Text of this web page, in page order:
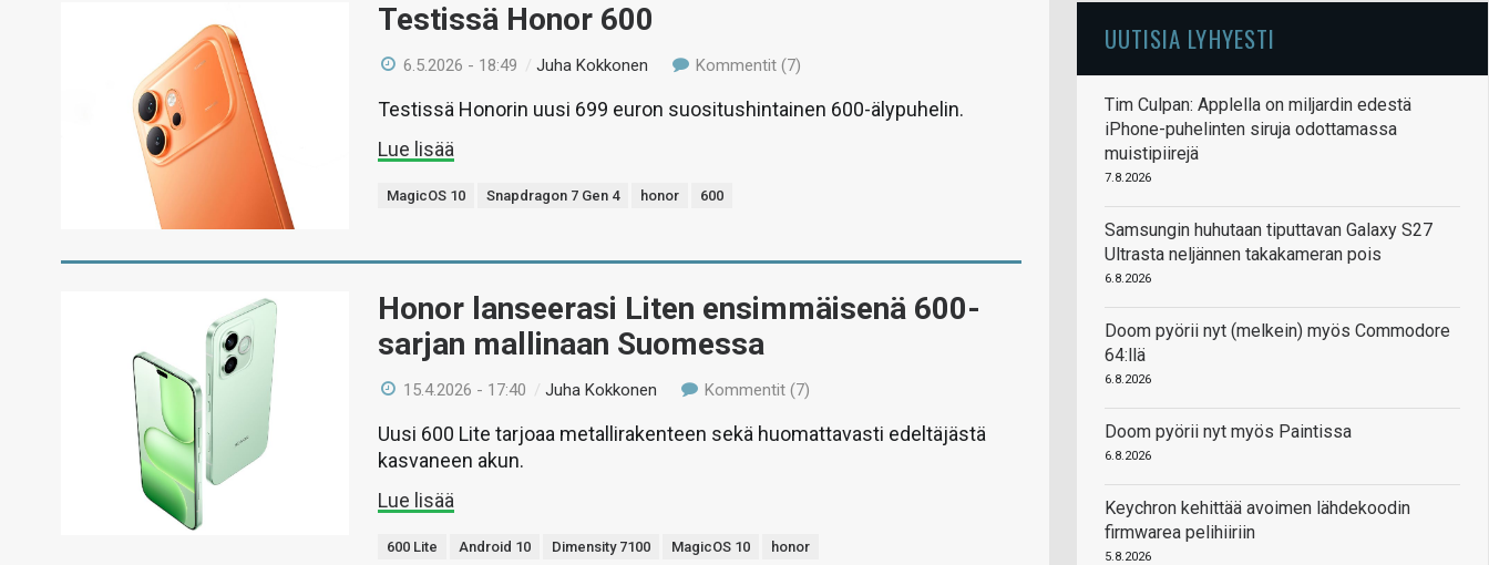
Testissä Honor 600
6.5.2026 - 18:49 /Juha Kokkonen Kommentit (7)
Testissä Honorin uusi 699 euron suositushintainen 600-älypuhelin.
Lue lisää
MagicOS 10 Snapdragon 7 Gen 4 honor 600
Honor lanseerasi Liten ensimmäisenä 600-
sarjan mallinaan Suomessa
15.4.2026 - 17:40 /Juha Kokkonen Kommentit (7)
Uusi 600 Lite tarjoaa metallirakenteen sekä huomattavasti edeltäjästä
kasvaneen akun.
Lue lisää
600 Lite Android 10 Dimensity 7100 MagicOS 10 honor
UUTISIA LYHYESTI
Tim Culpan: Applella on miljardin edestä
iPhone-puhelinten siruja odottamassa
muistipiirejä
7.8.2026
Samsungin huhutaan tiputtavan Galaxy S27
Ultrasta neljännen takakameran pois
6.8.2026
Doom pyörii nyt (melkein) myös Commodore
64:llä
6.8.2026
Doom pyörii nyt myös Paintissa
6.8.2026
Keychron kehittää avoimen lähdekoodin
firmwarea pelihiiriin
5.8.2026